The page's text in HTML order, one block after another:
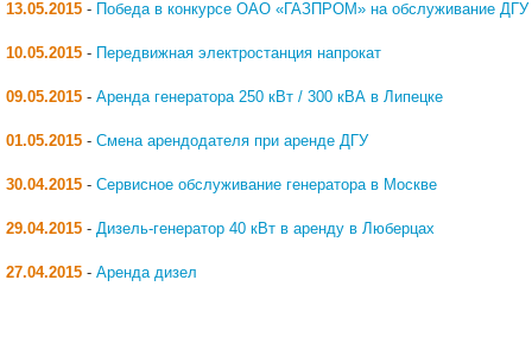
13.05.2015 - Победа в конкурсе ОАО «ГАЗПРОМ» на обслуживание ДГУ
10.05.2015 - Передвижная электростанция напрокат
09.05.2015 - Аренда генератора 250 кВт / 300 кВА в Липецке
01.05.2015 - Смена арендодателя при аренде ДГУ
30.04.2015 - Сервисное обслуживание генератора в Москве
29.04.2015 - Дизель-генератор 40 кВт в аренду в Люберцах
27.04.2015 - Аренда дизел